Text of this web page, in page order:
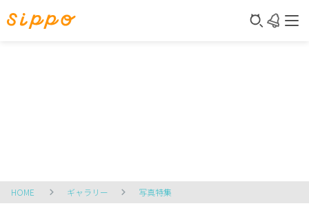
HOME ギャラリー 写真特集